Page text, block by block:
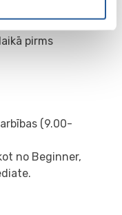
mācību
Course.
pirms
(9.00-
no Beginner,